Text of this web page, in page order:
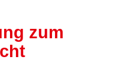
zum